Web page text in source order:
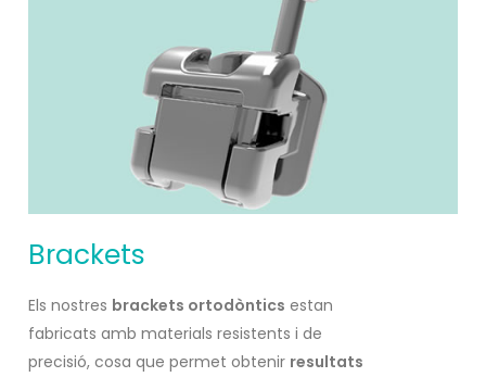
Brackets
Els nostres brackets ortodòntics estan
fabricats amb materials resistents i de
precisió, cosa que permet obtenir resultats